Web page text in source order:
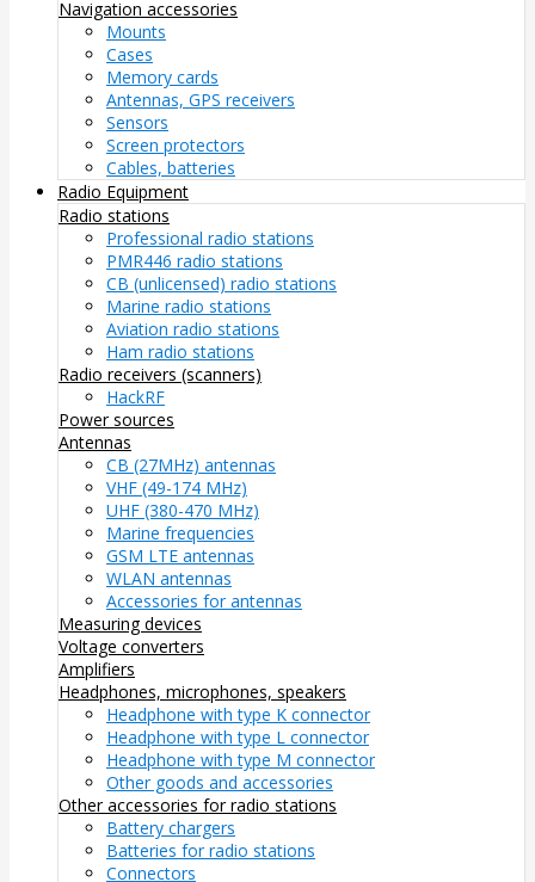
Navigation accessories
Mounts
Cases
Memory cards
Antennas, GPS receivers
Sensors
Screen protectors
Cables, batteries
Radio Equipment
Radio stations
Professional radio stations
PMR446 radio stations
CB (unlicensed) radio stations
Marine radio stations
Aviation radio stations
Ham radio stations
Radio receivers (scanners)
HackRF
Power sources
Antennas
CB (27MHz) antennas
VHF (49-174 MHz)
UHF (380-470 MHz)
Marine frequencies
GSM LTE antennas
WLAN antennas
Accessories for antennas
Measuring devices
Voltage converters
Amplifiers
Headphones, microphones, speakers
Headphone with type K connector
Headphone with type L connector
Headphone with type M connector
Other goods and accessories
Other accessories for radio stations
Battery chargers
Batteries for radio stations
Connectors